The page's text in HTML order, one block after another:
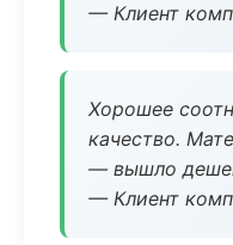
— Клиент
Хорошее
качество.
— вышло
— Клиент